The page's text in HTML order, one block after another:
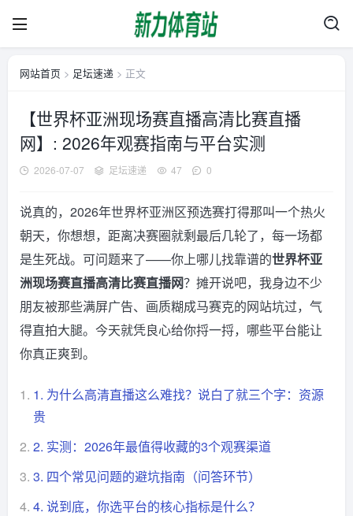
网站首页 > 足坛速递 > 正文
【世界杯亚洲现场赛直播高清比赛直播
网】: 2026年观赛指南与平台实测
2026-07-07 足坛速递 47 0
说真的，2026年世界杯亚洲区预选赛打得那叫一个热火
朝天，你想想，距离决赛圈就剩最后几轮了，每一场都
是生死战。可问题来了——你上哪儿找靠谱的世界杯亚
洲现场赛直播高清比赛直播网？摊开说吧，我身边不少
朋友被那些满屏广告、画质糊成马赛克的网站坑过，气
得直拍大腿。今天就凭良心给你捋一捋，哪些平台能让
你真正爽到。
1. 1. 为什么高清直播这么难找？说白了就三个字：资源
贵
2. 2. 实测：2026年最值得收藏的3个观赛渠道
3. 3. 四个常见问题的避坑指南（问答环节）
4. 4. 说到底，你选平台的核心指标是什么？